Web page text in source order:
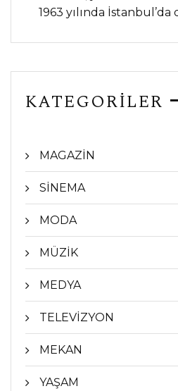
1963 yılında
KATEGORİLER
MAGAZİN
SİNEMA
MODA
MÜZİK
MEDYA
TELEVİZYON
MEKAN
YAŞAM